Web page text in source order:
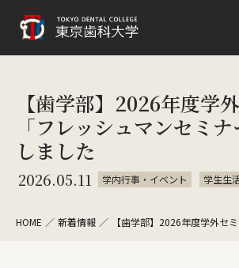
2026.05.11 学内行事・イベント 学生生
【歯学部】2026年度学
「フレッシュマンセミ
しました
HOME 新着情報 【歯学部】2026年度学外セ